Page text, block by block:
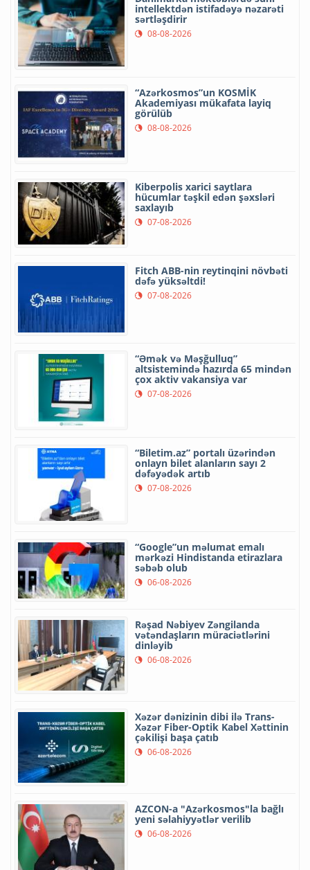
intellektdən istifadəyə nəzarəti
sərtləşdirir
08-08-2026
“Azərkosmos”un KOSMİK
Akademiyası mükafata layiq
görülüb
08-08-2026
Kiberpolis xarici saytlara
hücumlar təşkil edən şəxsləri
saxlayıb
07-08-2026
Fitch ABB-nin reytinqini növbəti
dəfə yüksəltdi!
07-08-2026
“Əmək və Məşğulluq”
altsistemində hazırda 65 mindən
çox aktiv vakansiya var
07-08-2026
“Biletim.az” portalı üzərindən
onlayn bilet alanların sayı 2
dəfəyədək artıb
07-08-2026
“Google”un məlumat emalı
mərkəzi Hindistanda etirazlara
səbəb olub
06-08-2026
Rəşad Nəbiyev Zəngilanda
vətəndaşların müraciətlərini
dinləyib
06-08-2026
Xəzər dənizinin dibi ilə Trans-
Xəzər Fiber-Optik Kabel Xəttinin
çəkilişi başa çatıb
06-08-2026
AZCON-a "Azərkosmos"la bağlı
yeni səlahiyyətlər verilib
06-08-2026